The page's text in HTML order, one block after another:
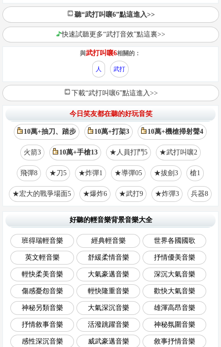
聽“武打叫嚷6”點這進入>>
快速試聽更多“武打音效”點這裏>>
與武打叫嚷6相關的：
人 武打
下載“武打叫嚷6”點這進入>>
今日笑友都在聽的好玩音笑
10萬+抽刀、踏步 10萬+打架3 10萬+機槍掃射聲4
火箭3 10萬+手槍13 ★人員打鬥5 ★武打叫嚷2
飛彈8 ★刀5 ★炸彈1 ★導彈05 ★拔劍3 槍1
★宏大的戰爭場面5 ★爆炸6 ★武打9 ★炸彈3 兵器8
好聽的輕音樂背景音樂大全
班得瑞輕音樂 經典輕音樂 世界各國國歌
英文輕音樂 舒緩柔情音樂 抒情優美音樂
輕快柔美音樂 大氣豪邁音樂 深沉大氣音樂
傷感憂怨音樂 輕快隆重音樂 歡快大氣音樂
神秘另類音樂 大氣深沉音樂 雄渾高昂音樂
抒情敘事音樂 活潑跳躍音樂 神秘氛圍音樂
感性深沉音樂 威武豪邁音樂 敘事抒情音樂